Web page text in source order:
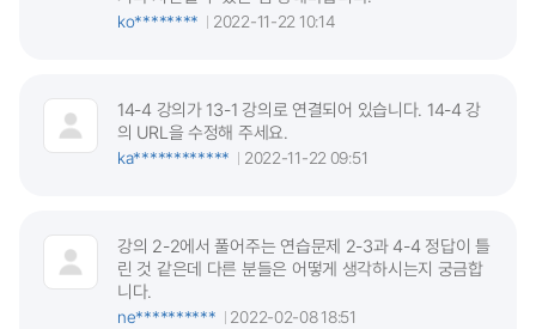
ko********
2022-11-22 10:14
14-4 강의가 13-1 강의로 연결되어 있습니다. 14-4 강
의 URL을 수정해 주세요.
ka************
2022-11-22 09:51
강의 2-2에서 풀어주는 연습문제 2-3과 4-4 정답이 틀
린 것 같은데 다른 분들은 어떻게 생각하시는지 궁금합
니다.
ne**********
2022-02-08 18:51